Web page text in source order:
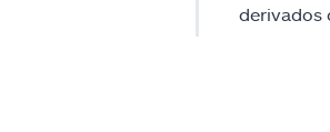
derivados